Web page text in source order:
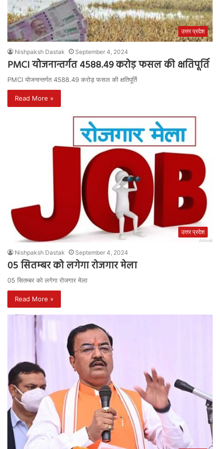
उत्तर प्रदेश
Nishpaksh Dastak September 4, 2024
PMCI योजनान्तर्गत 4588.49 करोड़ फसल की क्षतिपूर्ति
PMCI योजनान्तर्गत 4588.49 करोड़ फसल की क्षतिपूर्ति
Read More »
उत्तर प्रदेश
Nishpaksh Dastak September 4, 2024
05 सितम्बर को लगेगा रोजगार मेला
05 सितम्बर को लगेगा रोजगार मेला
Read More »